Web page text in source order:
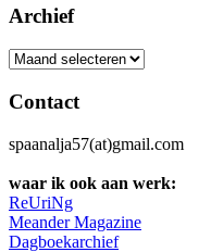
Archief
Archief
Contact
spaanalja57(at)gmail.com
waar ik ook aan werk:
ReUriNg
Meander Magazine
Dagboekarchief